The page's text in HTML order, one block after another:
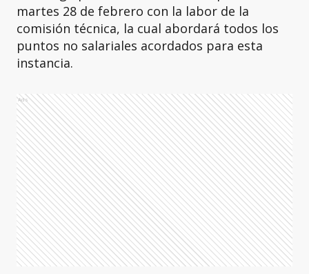
martes 28 de febrero con la labor de la
comisión técnica, la cual abordará todos los
puntos no salariales acordados para esta
instancia.
Ads